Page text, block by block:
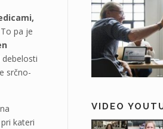
pa je
srčno-
kateri
VIDEO